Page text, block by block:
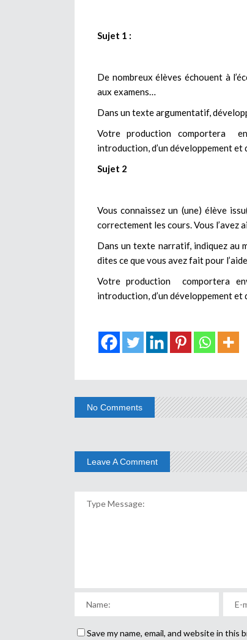
Sujet 1 :
De nombreux élèves échouent à
aux examens…
Dans un texte argumentatif,
Votre production comportera
introduction, d’un développement et
Sujet 2
Vous connaissez un (une) élève
correctement les cours. Vous l’avez
Dans un texte narratif, indiquez au
dites ce que vous avez fait pour
Votre production comportera
introduction, d’un développement et
No Comments
Leave A Comment
Save my name, email, and website in